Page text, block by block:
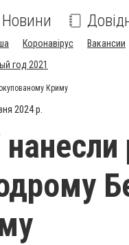
Новини
Коронавірус Вакансии
год 2021
Криму
2024 р.